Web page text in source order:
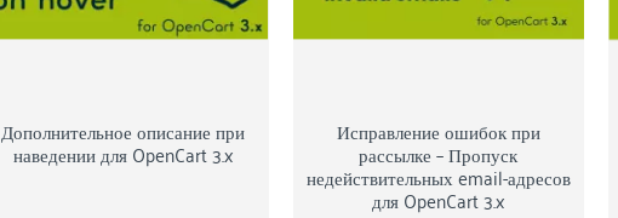
Дополнительное описание при
наведении для OpenCart 3.x
Исправление ошибок при
рассылке – Пропуск
недействительных email-адресов
для OpenCart 3.x